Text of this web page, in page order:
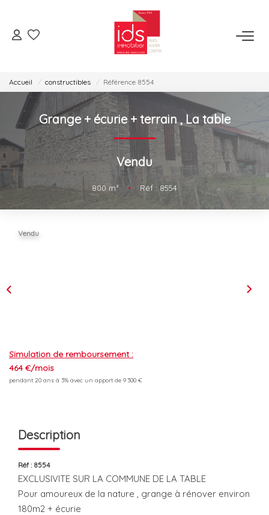
Je Veux Acheter
Je Veux Vendre
Espace Opérations Immobilières
ESPACE LOCATION
Je Veux Louer
ESPACE RECRUTEMENT
Accueil constructibles Référence 8554
Grange + écurie + terrain,La table
Vendu
800m² • Réf : 8554
Vendu
Simulation de remboursement :
464 €/mois
pendant 20 ans à 3% avec un apport de 9 300 €
Description
Réf : 8554
EXCLUSIVITE SUR LA COMMUNE DE LA TABLE
Pour amoureux de la nature , grange à rénover environ
180m2 + écurie